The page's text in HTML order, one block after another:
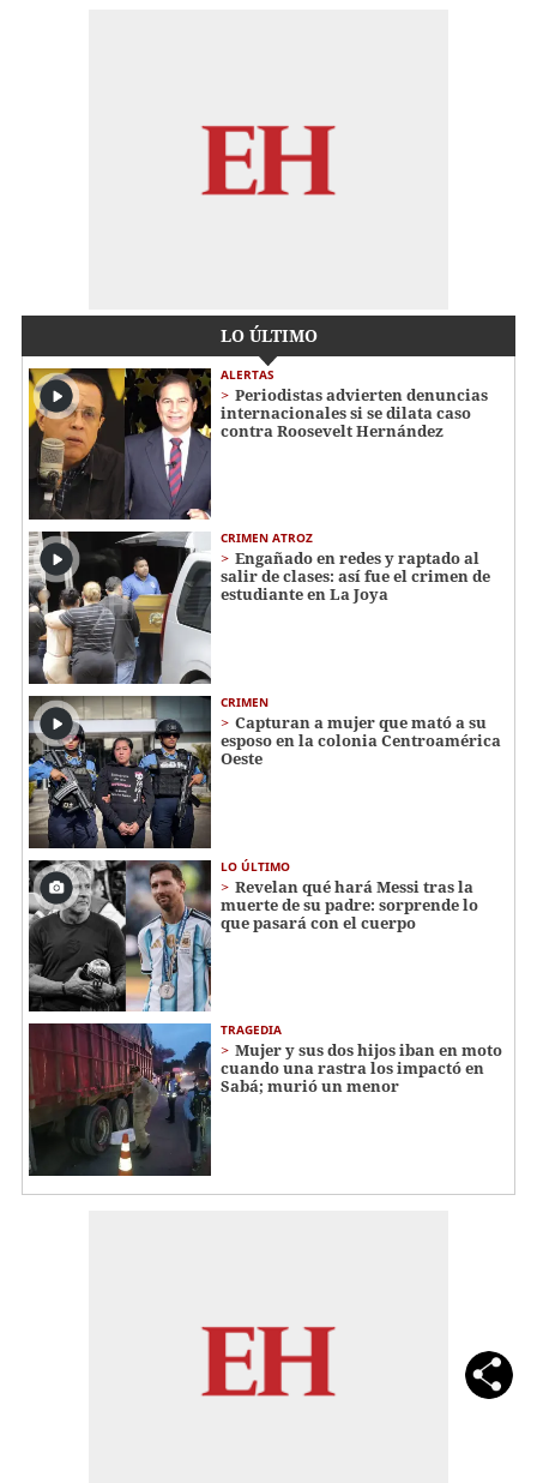
LO ÚLTIMO
ALERTAS
Periodistas advierten denuncias
internacionales si se dilata caso
contra Roosevelt Hernández
CRIMEN ATROZ
Engañado en redes y raptado al
salir de clases: así fue el crimen de
estudiante en La Joya
CRIMEN
Capturan a mujer que mató a su
esposo en la colonia Centroamérica
Oeste
LO ÚLTIMO
Revelan qué hará Messi tras la
muerte de su padre: sorprende lo
que pasará con el cuerpo
TRAGEDIA
Mujer y sus dos hijos iban en moto
cuando una rastra los impactó en
Sabá; murió un menor